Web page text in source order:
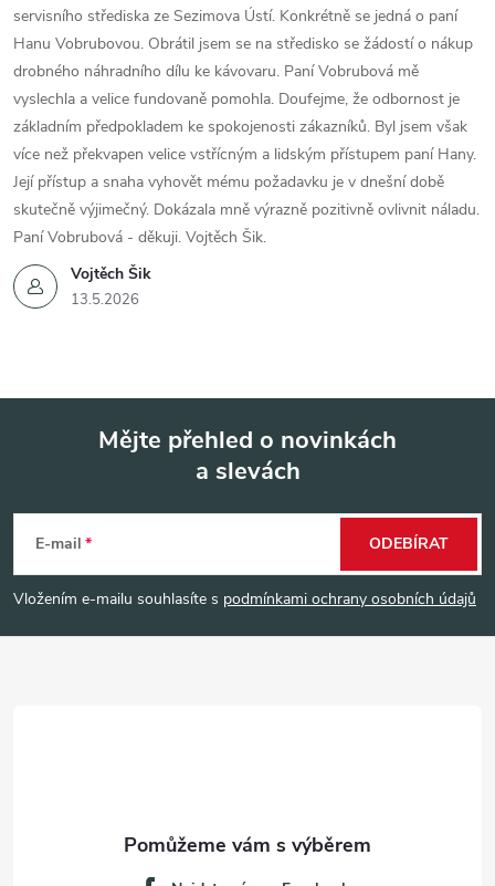
Vojtěch Šik
13.5.2026
servisního střediska ze Sezimova Ústí. Konkrétně se jedná o paní
Hanu Vobrubovou. Obrátil jsem se na středisko se žádostí o nákup
drobného náhradního dílu ke kávovaru. Paní Vobrubová mě
vyslechla a velice fundovaně pomohla. Doufejme, že odbornost je
základním předpokladem ke spokojenosti zákazníků. Byl jsem však
více než překvapen velice vstřícným a lidským přístupem paní Hany.
Její přístup a snaha vyhovět mému požadavku je v dnešní době
skutečně výjimečný. Dokázala mně výrazně pozitivně ovlivnit náladu.
Paní Vobrubová - děkuji. Vojtěch Šik.
p
a
Mějte přehled o novinkách
a slevách
E-mail
Vložením e-mailu souhlasíte s podmínkami ochrany osobních údajů
ODEBÍRAT